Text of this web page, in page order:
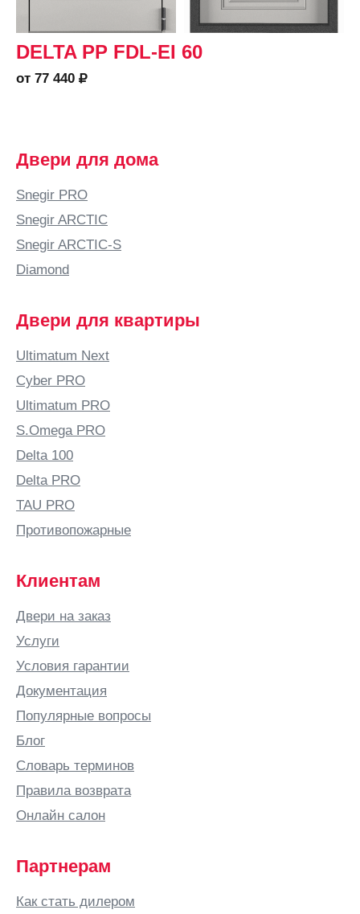
DELTA PP FDL-EI 60
от 77 440
Двери для дома
Snegir PRO
Snegir ARCTIC
Snegir ARCTIC-S
Diamond
Двери для квартиры
Ultimatum Next
Cyber PRO
Ultimatum PRO
S.Omega PRO
Delta 100
Delta PRO
TAU PRO
Противопожарные
Клиентам
Двери на заказ
Услуги
Условия гарантии
Документация
Популярные вопросы
Блог
Словарь терминов
Правила возврата
Онлайн салон
Партнерам
Как стать дилером